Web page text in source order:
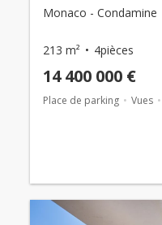
Monaco - Condamine
213 m² 4pièces
14 400 000 €
Place de parking Vues